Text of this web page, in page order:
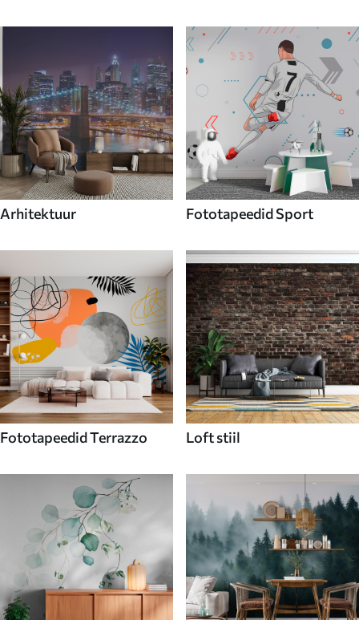
Arhitektuur Fototapeedid Sport
Fototapeedid Terrazzo Loft stiil